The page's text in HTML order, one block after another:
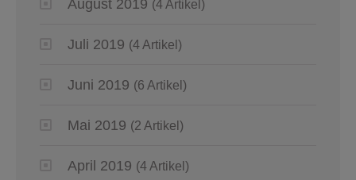
August 2019 (4 Artikel)
Juli 2019 (4 Artikel)
Juni 2019 (6 Artikel)
Mai 2019 (2 Artikel)
April 2019 (4 Artikel)